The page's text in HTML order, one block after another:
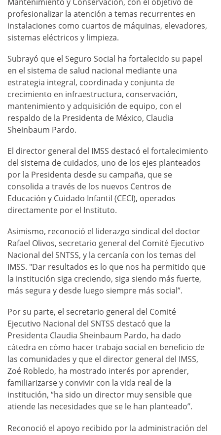
profesionalizar la atención a temas recurrentes en
instalaciones como cuartos de máquinas, elevadores,
sistemas eléctricos y limpieza.
Subrayó que el Seguro Social ha fortalecido su papel
en el sistema de salud nacional mediante una
estrategia integral, coordinada y conjunta de
crecimiento en infraestructura, conservación,
mantenimiento y adquisición de equipo, con el
respaldo de la Presidenta de México, Claudia
Sheinbaum Pardo.
El director general del IMSS destacó el fortalecimiento
del sistema de cuidados, uno de los ejes planteados
por la Presidenta desde su campaña, que se
consolida a través de los nuevos Centros de
Educación y Cuidado Infantil (CECI), operados
directamente por el Instituto.
Asimismo, reconoció el liderazgo sindical del doctor
Rafael Olivos, secretario general del Comité Ejecutivo
Nacional del SNTSS, y la cercanía con los temas del
IMSS. "Dar resultados es lo que nos ha permitido que
la institución siga creciendo, siga siendo más fuerte,
más segura y desde luego siempre más social”.
Por su parte, el secretario general del Comité
Ejecutivo Nacional del SNTSS destacó que la
Presidenta Claudia Sheinbaum Pardo, ha dado
cátedra en cómo hacer trabajo social en beneficio de
las comunidades y que el director general del IMSS,
Zoé Robledo, ha mostrado interés por aprender,
familiarizarse y convivir con la vida real de la
institución, “ha sido un director muy sensible que
atiende las necesidades que se le han planteado”.
Reconoció el apoyo recibido por la administración del